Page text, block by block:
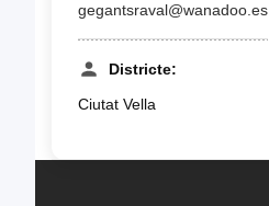
gegantsraval@wanadoo.es
Districte:
Ciutat Vella